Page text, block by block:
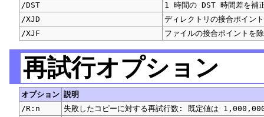
/DST
1 時間の DST 時間差を補
/XJD
ディレクトリの接合ポイン
/XJF
ファイルの接合ポイントを
再試行オプション
オプション 説明
/R:n
失敗したコピーに対する再試行数: 既定値は